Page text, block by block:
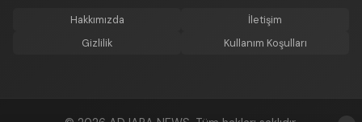
Hakkımızda
İletişim
Gizlilik
Kullanım Koşulları